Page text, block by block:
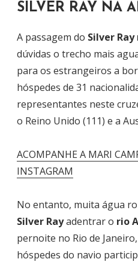
SILVER RAY NA
A passagem do Silver
dúvidas o trecho mais
para os estrangeiros a
hóspedes de 31
representantes neste
o Reino Unido (111) e a
ACOMPANHE A MARI
INSTAGRAM
No entanto, muita água
Silver Rayadentrar o rio
pernoite no Rio de
hóspedes do navio